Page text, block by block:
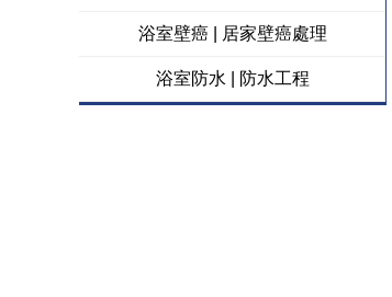
浴室壁癌 | 居家壁癌處理
浴室防水 | 防水工程